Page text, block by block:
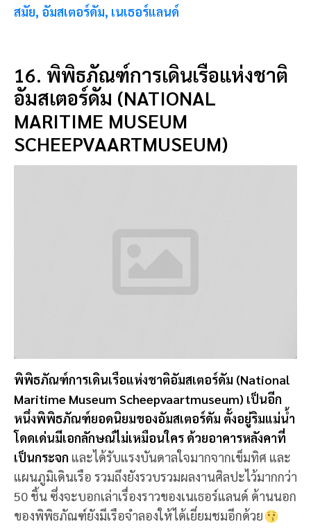
16. พิพิธภัณฑ์การเดินเรือแห่งชาติ
MARITIME MUSEUM
SCHEEPVAARTMUSEUM)
โดดเด่นมีเอกลักษณ์ไม่เหมือนใคร ด้วยอาคารหลังคาที่
เป็นกระจกและได้รับแรงบันดาลใจมากจากเข็มทิศ และ
แผนภูมิเดินเรือ รวมถึงยังรวบรวมผลงานศิลปะไว้มากกว่า
50 ชิ้น ซึ่งจะบอกเล่าเรื่องราวของเนเธอร์แลนด์ ด้านนอก
ของพิพิธภัณฑ์ยังมีเรือจำลองให้ได้เยี่ยมชมอีกด้วย
📍 พิกัด:พิพิธภัณฑ์การเดินเรือแห่งชาติอัมสเตอร์ดัม,
อัมสเตอร์ดัม, เนเธอร์แลนด์